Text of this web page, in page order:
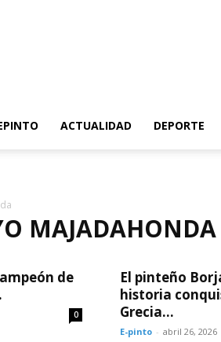
ACTUALIDAD DEPORTE
MAJADAHONDA
de
0
El pinteño
historia
Grecia...
E-pinto - abril 26, 2026